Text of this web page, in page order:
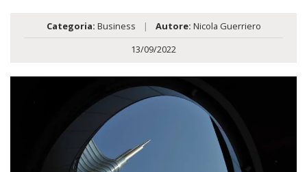
Categoria: Business | Autore: Nicola Guerriero
13/09/2022